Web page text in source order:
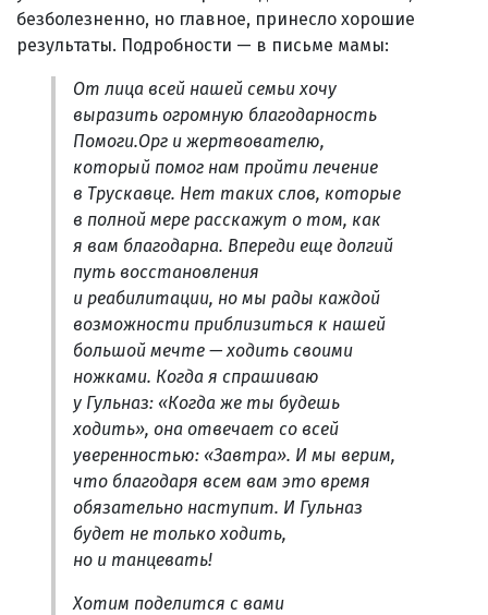
безболезненно, но главное, принесло хорошие
результаты. Подробности — в письме мамы:
От лица всей нашей семьи хочу
выразить огромную благодарность
Помоги.Орг и жертвователю,
который помог нам пройти лечение
в Трускавце. Нет таких слов, которые
в полной мере расскажут о том, как
я вам благодарна. Впереди еще долгий
путь восстановления
и реабилитации, но мы рады каждой
возможности приблизиться к нашей
большой мечте — ходить своими
ножками. Когда я спрашиваю
у Гульназ: «Когда же ты будешь
ходить», она отвечает со всей
уверенностью: «Завтра». И мы верим,
что благодаря всем вам это время
обязательно наступит. И Гульназ
будет не только ходить,
но и танцевать!
Хотим поделится с вами